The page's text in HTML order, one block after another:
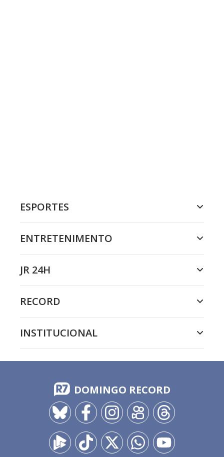
ESPORTES
ENTRETENIMENTO
JR 24H
RECORD
INSTITUCIONAL
DOMINGO RECORD